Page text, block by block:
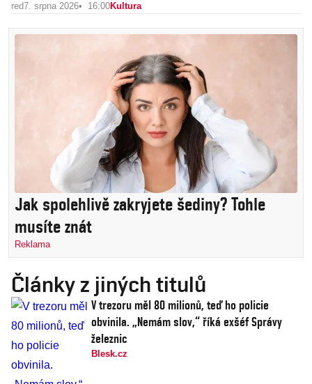
red7. srpna 2026 16:00Kultura
Jak spolehlivě zakryjete šediny? Tohle
musíte znát
Reklama
Články z jiných titulů
V trezoru měl 80 milionů, teď ho policie
obvinila. „Nemám slov,“ říká exšéf Správy
železnic
Blesk.cz